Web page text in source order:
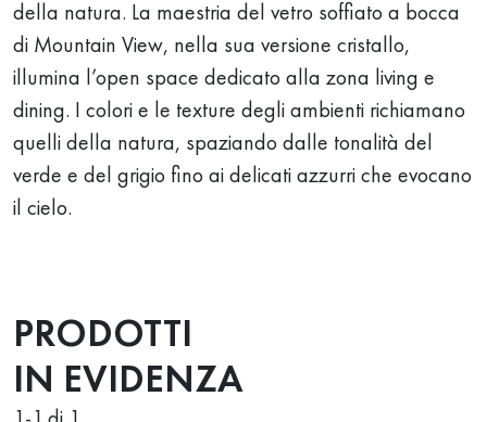
della natura. La maestria del vetro soffiato a bocca
di Mountain View, nella sua versione cristallo,
illumina l’open space dedicato alla zona living e
dining. I colori e le texture degli ambienti richiamano
quelli della natura, spaziando dalle tonalità del
verde e del grigio fino ai delicati azzurri che evocano
il cielo.
PRODOTTI
IN EVIDENZA